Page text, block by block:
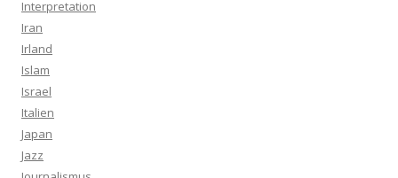
Interpretation
Iran
Irland
Islam
Israel
Italien
Japan
Jazz